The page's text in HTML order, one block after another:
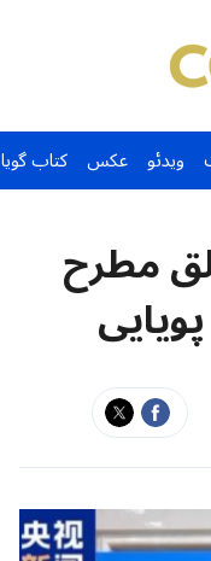
ویدئو عکس کتاب گویا
مطرح